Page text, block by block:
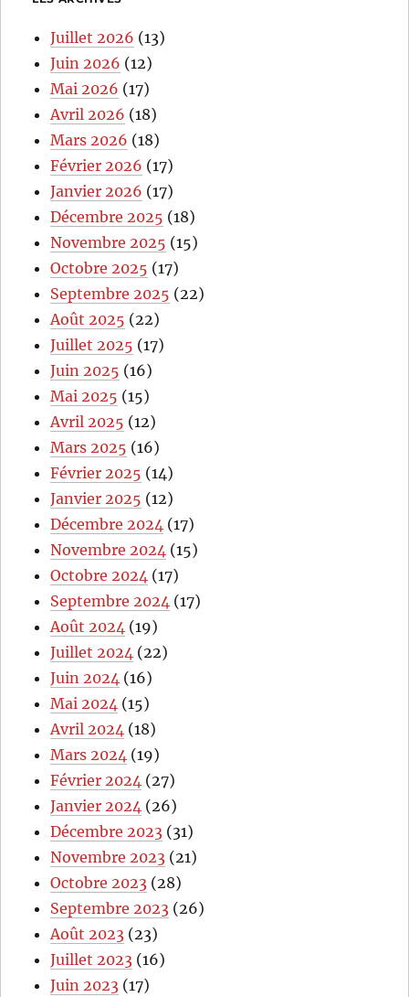
Juillet 2026 (13)
Juin 2026 (12)
Mai 2026 (17)
Avril 2026 (18)
Mars 2026 (18)
Février 2026 (17)
Janvier 2026 (17)
Décembre 2025 (18)
Novembre 2025 (15)
Octobre 2025 (17)
Septembre 2025 (22)
Août 2025 (22)
Juillet 2025 (17)
Juin 2025 (16)
Mai 2025 (15)
Avril 2025 (12)
Mars 2025 (16)
Février 2025 (14)
Janvier 2025 (12)
Décembre 2024 (17)
Novembre 2024 (15)
Octobre 2024 (17)
Septembre 2024 (17)
Août 2024 (19)
Juillet 2024 (22)
Juin 2024 (16)
Mai 2024 (15)
Avril 2024 (18)
Mars 2024 (19)
Février 2024 (27)
Janvier 2024 (26)
Décembre 2023 (31)
Novembre 2023 (21)
Octobre 2023 (28)
Septembre 2023 (26)
Août 2023 (23)
Juillet 2023 (16)
Juin 2023 (17)